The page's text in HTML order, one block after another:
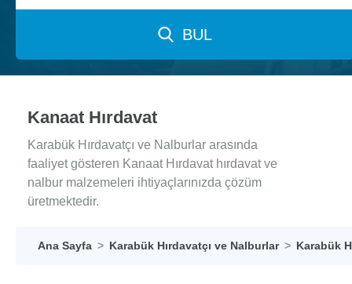
BUL
Kanaat Hırdavat
Karabük Hırdavatçı ve Nalburlar arasında
faaliyet gösteren Kanaat Hırdavat hırdavat ve
nalbur malzemeleri ihtiyaçlarınızda çözüm
üretmektedir.
Ana Sayfa Karabük Hırdavatçı ve Nalburlar Karabük